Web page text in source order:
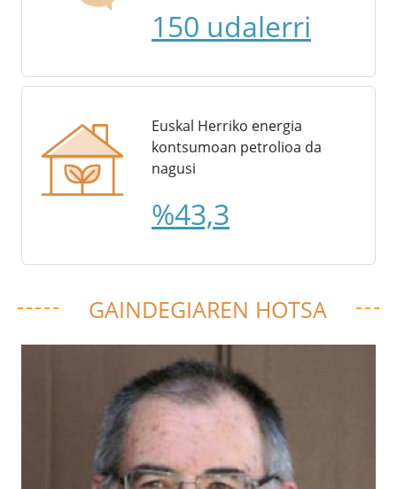
150 udalerri
Euskal Herriko energia
kontsumoan petrolioa da
nagusi
%43,3
GAINDEGIAREN HOTSA